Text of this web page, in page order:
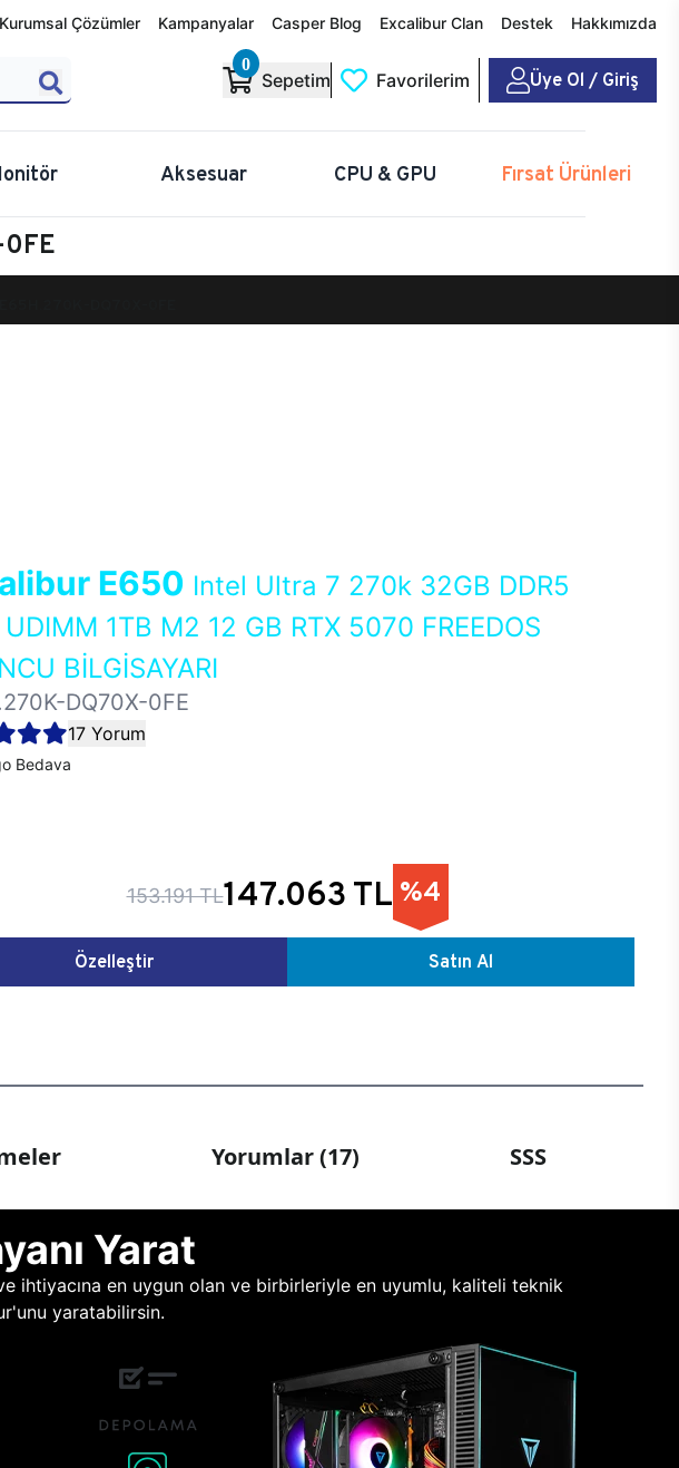
Kurumsal Çözümler Kampanyalar Casper Blog Excalibur Clan Destek Hakkımızda
0
Sepetim Favorilerim Üye Ol / Giriş
Aksesuar CPU & GPU Fırsat Ürünleri
E650 Intel Ultra 7 270k 32GB DDR5
UDIMM 1TB M2 12 GB RTX 5070 FREEDOS
BİLGİSAYARI
DQ70X-0FE
17 Yorum
Bedava
153.191 TL147.063 TL %4
Özelleştir Satın Al
Yorumlar (17) SSS
Yarat
ihtiyacına en uygun olan ve birbirleriyle en uyumlu, kaliteli teknik
yaratabilirsin.